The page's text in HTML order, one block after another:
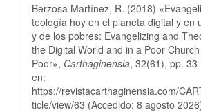
Berzosa Martínez, R. (2018)
teología hoy en el planeta digital y en
y de los pobres: Evangelizing and
the Digital World and in a Poor
Poor», Carthaginensia, 32(61), pp.
en:
https://revistacarthaginensia.com/
ticle/view/63 (Accedido: 8 agosto